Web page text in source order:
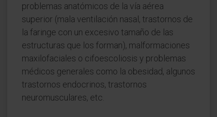
problemas anatómicos de la vía aérea
superior (mala ventilación nasal, trastornos de
la faringe con un excesivo tamaño de las
estructuras que los forman), malformaciones
maxilofaciales o cifoescoliosis y problemas
médicos generales como la obesidad, algunos
trastornos endocrinos, trastornos
neuromusculares, etc.